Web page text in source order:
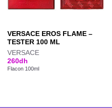
VERSACE EROS FLAME –
TESTER 100 ML
VERSACE
260dh
Flacon 100ml